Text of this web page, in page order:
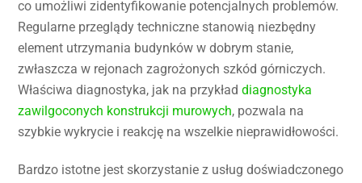
co umożliwi zidentyfikowanie potencjalnych problemów.
Regularne przeglądy techniczne stanowią niezbędny
element utrzymania budynków w dobrym stanie,
zwłaszcza w rejonach zagrożonych szkód górniczych.
Właściwa diagnostyka, jak na przykładdiagnostyka
zawilgoconych konstrukcji murowych, pozwala na
szybkie wykrycie i reakcję na wszelkie nieprawidłowości.
Bardzo istotne jest skorzystanie z usług doświadczonego